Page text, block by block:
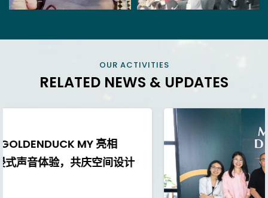
OUR ACTIVITIES
RELATED NEWS & UPDATES